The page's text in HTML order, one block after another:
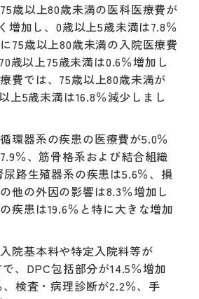
歳以上80歳未満の医科医療費が
増加し、0歳以上5歳未満は7.8％
75歳以上80歳未満の入院医療費
歳以上75歳未満は0.6％増加し
費では、75歳以上80歳未満が
上5歳未満は16.8％減少しまし
環器系の疾患の医療費が5.0％
％、筋骨格系および結合組織
路生殖器系の疾患は5.6％、損
他の外因の影響は8.3％増加し
疾患は19.6％と特に大きな増加
院基本料や特定入院料等が
、DPC包括部分が14.5％増加
、検査・病理診断が2.2％、手